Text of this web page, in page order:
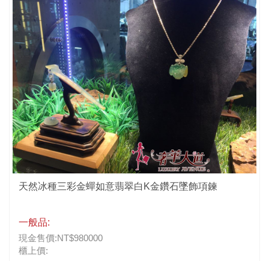
天然冰種三彩金蟬如意翡翠白K金鑽石墜飾項鍊
一般品:
現金售價:NT$980000
櫃上價: